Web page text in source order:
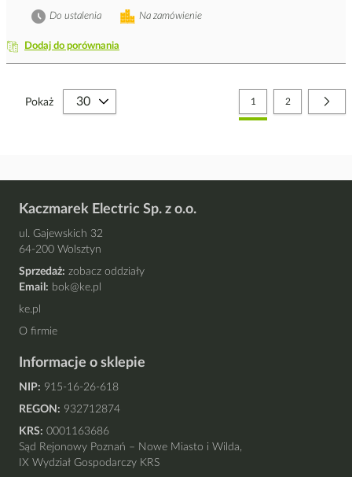
Dodaj do porównania
Na zamówienie
Do ustalenia
Strona
Aktualnie czytasz stronę
1 Strona
2
Pokaż
Kaczmarek Electric Sp. z o.o.
ul. Gajewskich 32
64-200 Wolsztyn
Sprzedaż: zobacz oddziały
Email: bok@ke.pl
ke.pl
O firmie
Informacje o sklepie
NIP: 915-16-26-618
REGON: 932712874
KRS: 0001163686
Sąd Rejonowy Poznań – Nowe Miasto i Wilda,
IX Wydział Gospodarczy KRS